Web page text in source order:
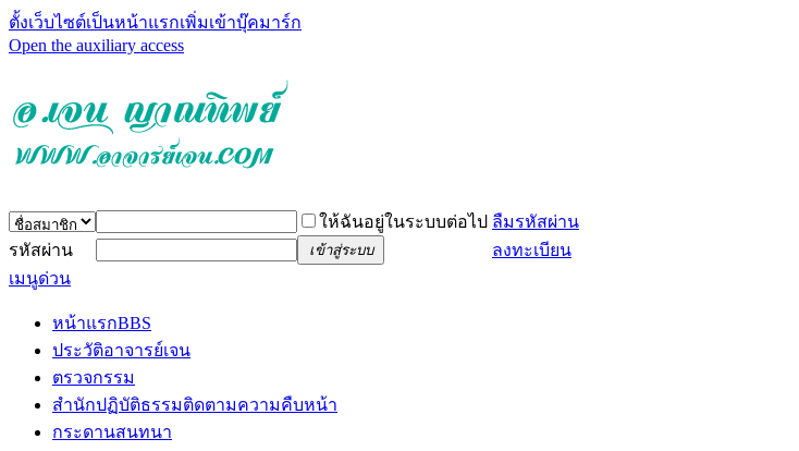
ตั้งเว็บไซต์เป็นหน้าแรกเพิ่มเข้าบุ๊คมาร์ก
Open the auxiliary access
ให้ฉันอยู่ในระบบต่อไป ลืมรหัสผ่าน
รหัสผ่าน
เข้าสู่ระบบ
ลงทะเบียน
เมนูด่วน
หน้าแรกBBS
ประวัติอาจารย์เจน
ตรวจกรรม
สำนักปฏิบัติธรรมติดตามความคืบหน้า
กระดานสนทนา